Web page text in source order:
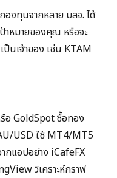
องทุนจากหลาย บลจ. ได้
าหมายของคุณ หรือจะ
นเจ้าของ เช่น KTAM
อ GoldSpot ซื้อทอง
USD ใช้ MT4/MT5
แอปอย่าง iCafeFX
วิเคราะห์กราฟ